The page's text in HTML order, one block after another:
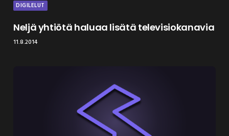
DIGILELUT
Neljä yhtiötä haluaa lisätä televisiokanavia
11.8.2014